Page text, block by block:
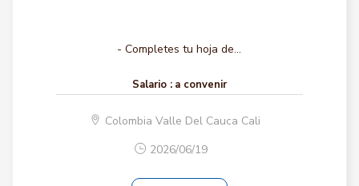
- Completes tu hoja de...
Salario : a convenir
Colombia Valle Del Cauca Cali
2026/06/19